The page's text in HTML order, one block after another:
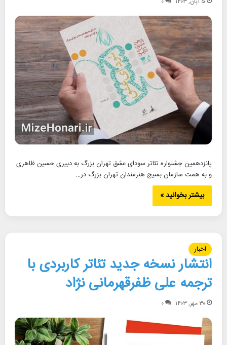
پانزدهمین جشنواره تئاتر سودای عشق تهران بزرگ به دبیری حسین ظاهری
و به همت سازمان بسیج هنرمندان تهران بزرگ در…
بیشتر بخوانید »
اخبار
انتشار نسخه جدید تئاتر کاربردی با
ترجمه علی ظفرقهرمانی نژاد
۳۰ مهر, ۱۴۰۳ ۰